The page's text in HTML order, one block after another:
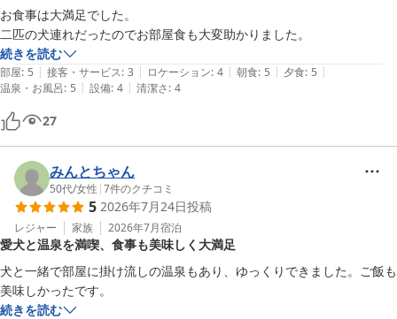
2026-06-15
慢の米沢牛のすき焼き、そして手間暇を惜しまずお作りしている甘
酒や、自家製味噌の風味が隠し味のプリン、お米の一粒一粒に至る
まで丁寧にご評価いただき、調理スタッフにとって大きな励みとな
りました。また、繊細な性格のワンちゃんも、個室でのひとときや
私共のおもてなしを通じて安心してお過ごしいただけたとのこと、
私共も安堵の思いでいっぱいでございます。
当館は華美なペット専用設備こそございませんが、清掃の行き届い
た空間と、源泉掛け流しの湯を独占できる贅沢、そして静謐な環境
をご提供し続けることを大切にしております。
小野川ではこれからの季節、蛍が舞う幻想的な風景へと移ってまい
ります。ぜひまた、愛犬と共に心穏やかなひとときを過ごしに、季
節を変えてお帰りくださいませ。 お客様とワンちゃんに再びお会い
できる日を、スタッフ一同、心よりお待ち申し上げております。あ
お食事は大満足でした。
二匹の犬連れだったのでお部屋食も大変助かりました。
続きを読む
部屋: 5 | 接客・サービス: 3 | ロケーション: 4 | 朝食: 5 | 夕食: 5 |
温泉・お風呂: 5 | 設備: 4 | 清潔さ: 4
27
みんとちゃん
50代/女性 |7件のクチコミ
5 2026年7月24日投稿
レジャー 家族 2026年7月宿泊
愛犬と温泉を満喫、食事も美味しく大満足
犬と一緒で部屋に掛け流しの温泉もあり、ゆっくりできました。ご飯も
美味しかったです。
続きを読む